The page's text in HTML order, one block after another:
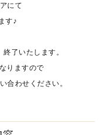
にて
す♪
了いたします。
りますので
合わせください。